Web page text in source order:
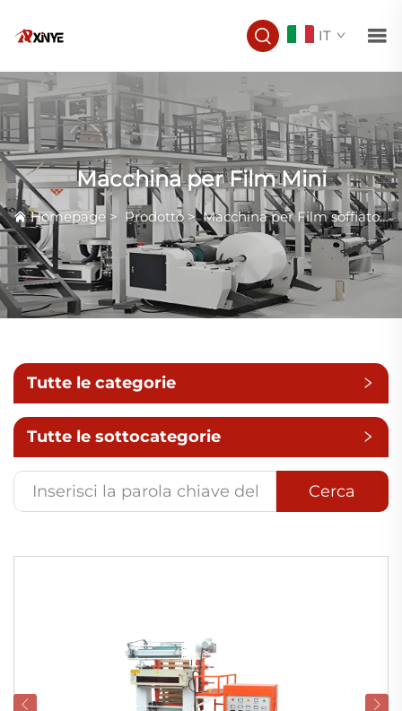
IT
Macchina per Film Mini
Homepage > Prodotto >Macchina per Film soffiatosi
Tutte le categorie
Tutte le sottocategorie
Cerca